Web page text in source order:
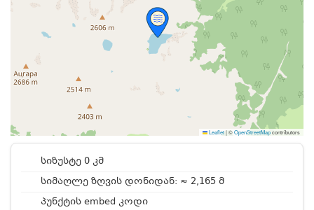
Leaflet|©OpenStreetMapcontributors
სიზუსტე 0 კმ
სიმაღლე ზღვის დონიდან: ≈ 2,165 მ
პუნქტის embed კოდი